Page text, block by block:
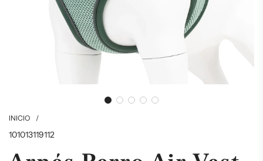
INICIO /
101013119112